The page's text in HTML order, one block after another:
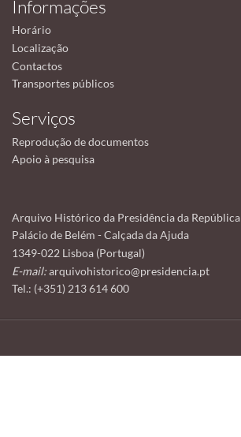
Informações
Horário
Localização
Contactos
Transportes públicos
Serviços
Reprodução de documentos
Apoio à pesquisa
Arquivo Histórico da Presidência da República
Palácio de Belém - Calçada da Ajuda
1349-022 Lisboa (Portugal)
E-mail:arquivohistorico@presidencia.pt
Tel.: (+351) 213 614 600